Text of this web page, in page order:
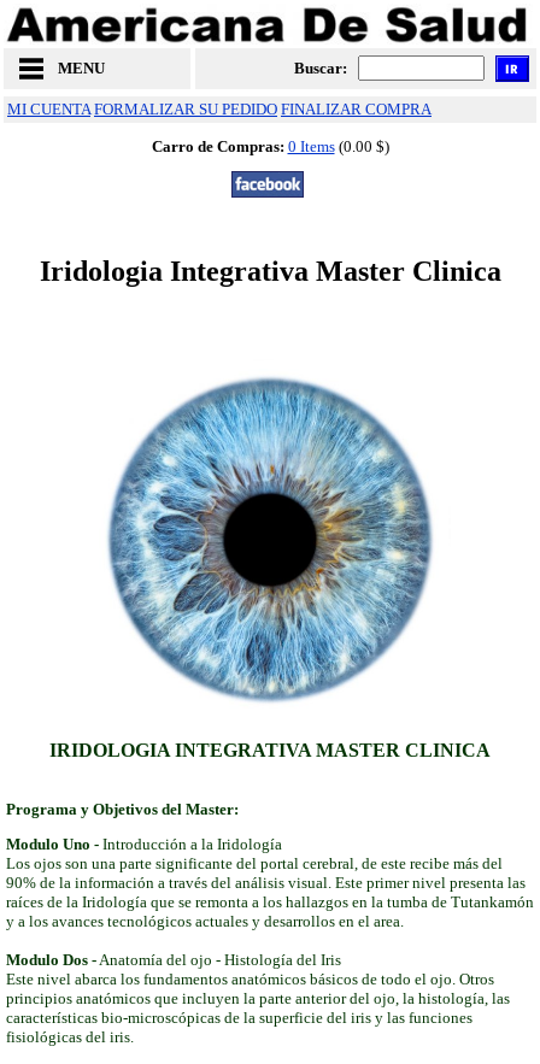
MENU Buscar:
MI CUENTA FORMALIZAR SU PEDIDO FINALIZAR COMPRA
Carro de Compras: 0 Items(0.00 $)
Iridologia Integrativa Master Clinica
IRIDOLOGIA INTEGRATIVA MASTER CLINICA
Programa y Objetivos del Master:
Modulo Uno - Introducción a la Iridología
Los ojos son una parte significante del portal cerebral, de este recibe más del
90% de la información a través del análisis visual. Este primer nivel presenta las
raíces de la Iridología que se remonta a los hallazgos en la tumba de Tutankamón
y a los avances tecnológicos actuales y desarrollos en el area.
Modulo Dos - Anatomía del ojo - Histología del Iris
Este nivel abarca los fundamentos anatómicos básicos de todo el ojo. Otros
principios anatómicos que incluyen la parte anterior del ojo, la histología, las
características bio-microscópicas de la superficie del iris y las funciones
fisiológicas del iris.